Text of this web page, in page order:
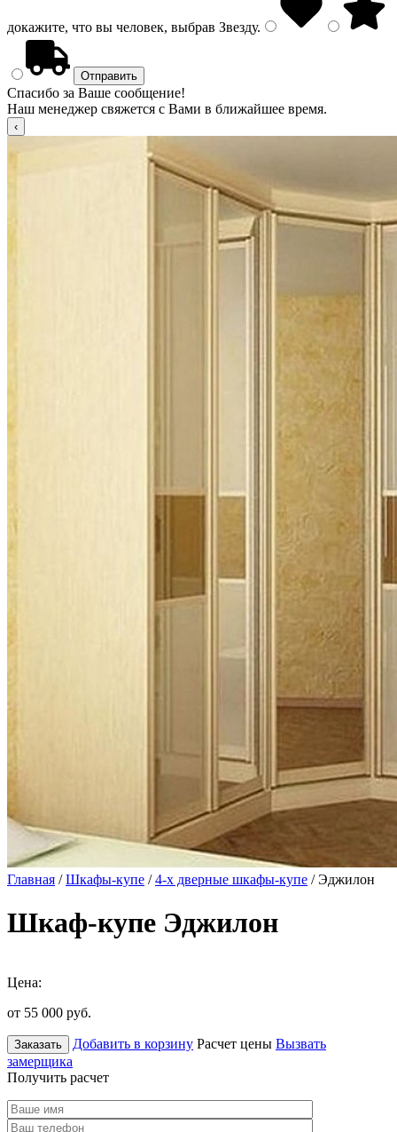
докажите, что вы человек, выбрав Звезду.
Спасибо за Ваше сообщение!
Наш менеджер свяжется с Вами в ближайшее время.
Главная /Шкафы-купе /4-х дверные шкафы-купе / Эджилон
Шкаф-купе Эджилон
Цена:
от 55 000 руб.
Заказать Добавить в корзину Расчет цены Вызвать
замерщика
Получить расчет